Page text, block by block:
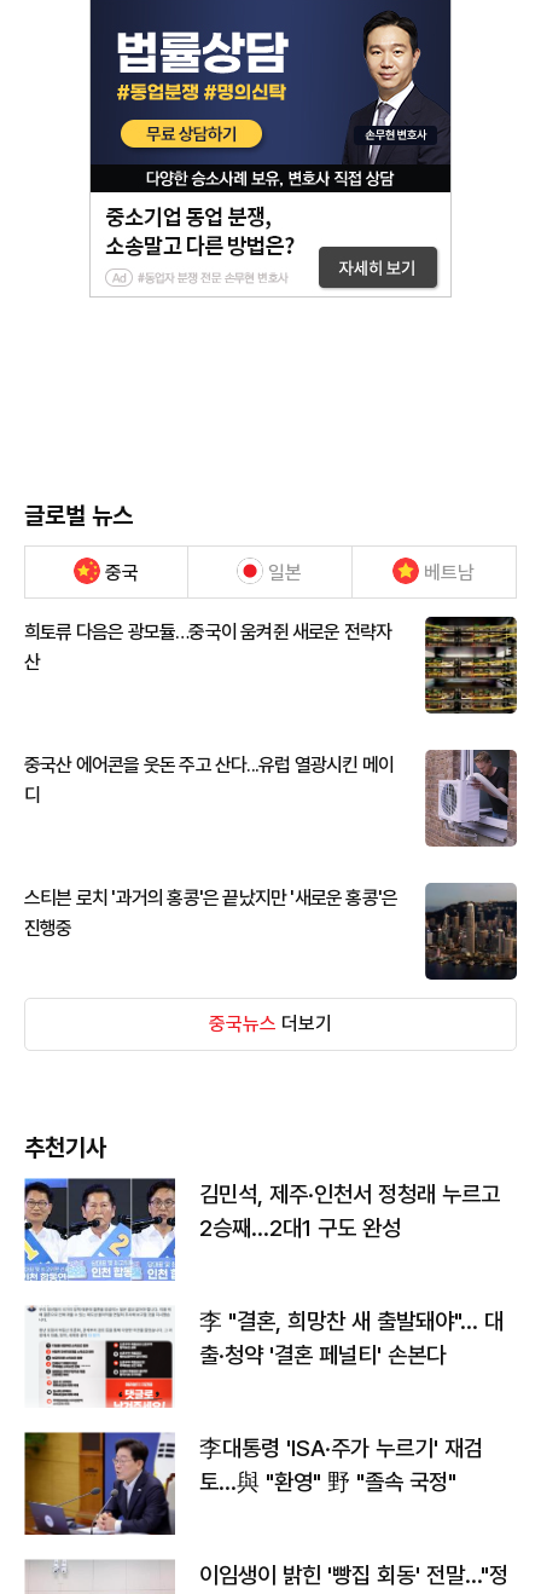
글로벌 뉴스
중국 일본 베트남
희토류 다음은 광모듈…중국이 움켜쥔 새로운 전략자
산
중국산 에어콘을 웃돈 주고 산다...유럽 열광시킨 메이
디
스티븐 로치 '과거의 홍콩'은 끝났지만 '새로운 홍콩'은
진행중
중국뉴스 더보기
추천기사
김민석, 제주·인천서 정청래 누르고
2승째…2대1 구도 완성
李 "결혼, 희망찬 새 출발돼야"… 대
출·청약 '결혼 페널티' 손본다
李대통령 'ISA·주가 누르기' 재검
토…與 "환영" 野 "졸속 국정"
이임생이 밝힌 '빵집 회동' 전말…"정